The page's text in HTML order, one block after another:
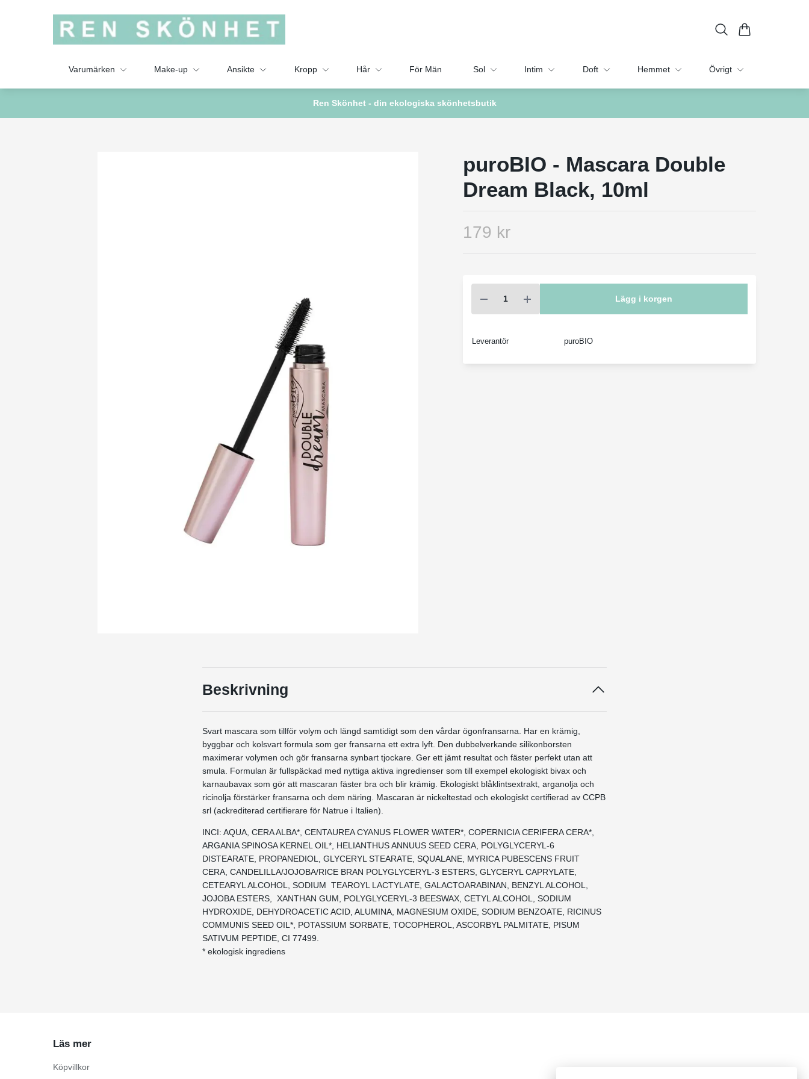
Varumärken Make-up Ansikte Kropp Hår För Män Sol Intim Doft Hemmet Övrigt
Ren Skönhet - din ekologiska skönhetsbutik
puroBIO - Mascara Double
Dream Black, 10ml
179 kr
Lägg i korgen
Leverantör puroBIO
Beskrivning
Svart mascara som tillför volym och längd samtidigt som den vårdar ögonfransarna. Har en krämig,
byggbar och kolsvart formula som ger fransarna ett extra lyft. Den dubbelverkande silikonborsten
maximerar volymen och gör fransarna synbart tjockare. Ger ett jämt resultat och fäster perfekt utan att
smula. Formulan är fullspäckad med nyttiga aktiva ingredienser som till exempel ekologiskt bivax och
karnaubavax som gör att mascaran fäster bra och blir krämig. Ekologiskt blåklintsextrakt, arganolja och
ricinolja förstärker fransarna och dem näring. Mascaran är nickeltestad och ekologiskt certifierad av CCPB
srl (ackrediterad certifierare för Natrue i Italien).
INCI: AQUA, CERA ALBA*, CENTAUREA CYANUS FLOWER WATER*, COPERNICIA CERIFERA CERA*,
ARGANIA SPINOSA KERNEL OIL*, HELIANTHUS ANNUUS SEED CERA, POLYGLYCERYL-6
DISTEARATE, PROPANEDIOL, GLYCERYL STEARATE, SQUALANE, MYRICA PUBESCENS FRUIT
CERA, CANDELILLA/JOJOBA/RICE BRAN POLYGLYCERYL-3 ESTERS, GLYCERYL CAPRYLATE,
CETEARYL ALCOHOL, SODIUM TEAROYL LACTYLATE, GALACTOARABINAN, BENZYL ALCOHOL,
JOJOBA ESTERS, XANTHAN GUM, POLYGLYCERYL-3 BEESWAX, CETYL ALCOHOL, SODIUM
HYDROXIDE, DEHYDROACETIC ACID, ALUMINA, MAGNESIUM OXIDE, SODIUM BENZOATE, RICINUS
COMMUNIS SEED OIL*, POTASSIUM SORBATE, TOCOPHEROL, ASCORBYL PALMITATE, PISUM
SATIVUM PEPTIDE, CI 77499.
* ekologisk ingrediens
Läs mer
Köpvillkor